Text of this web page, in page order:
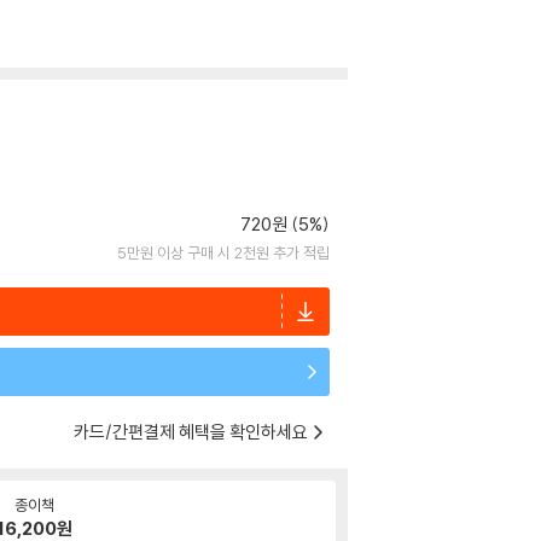
720원 (5%)
5만원 이상 구매 시 2천원 추가 적립
카드/간편결제 혜택을 확인하세요
종이책
원